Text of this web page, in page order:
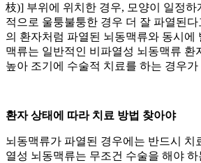
枝)] 부위에 위치한 경우, 모양이 일정하
적으로 울퉁불퉁한 경우 더 잘 파열된다
의 환자처럼 파열된 뇌동맥류와 동시에
맥류는 일반적인 비파열성 뇌동맥류 환
높아 조기에 수술적 치료를 하는 경우가
환자 상태에 따라 치료 방법 찾아야
뇌동맥류가 파열된 경우에는 반드시 치
열성 뇌동맥류는 무조건 수술을 해야